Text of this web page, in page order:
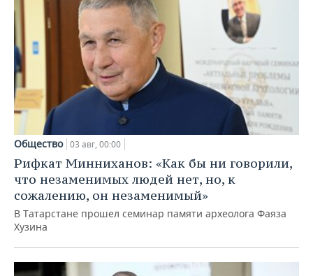
Общество 03 авг, 00:00
Рифкат Минниханов: «Как бы ни говорили,
что незаменимых людей нет, но, к
сожалению, он незаменимый»
В Татарстане прошел семинар памяти археолога Фаяза
Хузина